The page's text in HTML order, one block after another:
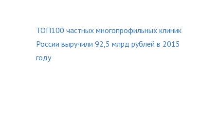
ТОП100 частных многопрофильных клиник
России выручили 92,5 млрд рублей в 2015
году